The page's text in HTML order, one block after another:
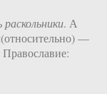
раскольники. А
—